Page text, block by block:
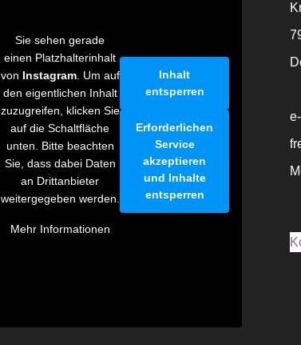
Sie sehen gerade
einen Platzhalterinhalt
von Instagram. Um auf
den eigentlichen Inhalt
zuzugreifen, klicken Sie
auf die Schaltfläche
unten. Bitte beachten
Sie, dass dabei Daten
an Drittanbieter
weitergegeben werden.
Mehr Informationen
Inhalt
entsperren
Erforderlichen
Service
akzeptieren
und Inhalte
entsperren